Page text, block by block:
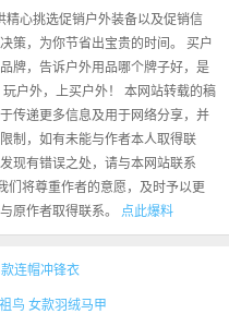
精心挑选促销户外装备以及促销信
策，为你节省出宝贵的时间。 买户
牌，告诉户外用品哪个牌子好，是
户外，上买户外！ 本网站转载的稿
传递更多信息及用于网络分享，并
制，如有未能与作者本人取得联
现有错误之处，请与本网站联系
们将尊重作者的意愿，及时予以更
原作者取得联系。 点此爆料
款连帽冲锋衣
鸟 女款羽绒马甲